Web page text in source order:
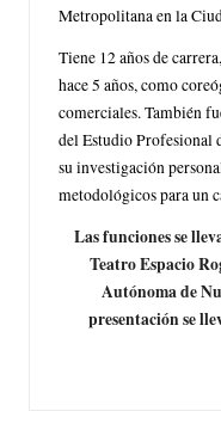
Metropolitana en la
Tiene 12 años de
hace 5 años, como
comerciales. También
del Estudio Profesional
su investigación
metodológicos para un
Las funciones se
Teatro Espacio
Autónoma de
presentación se